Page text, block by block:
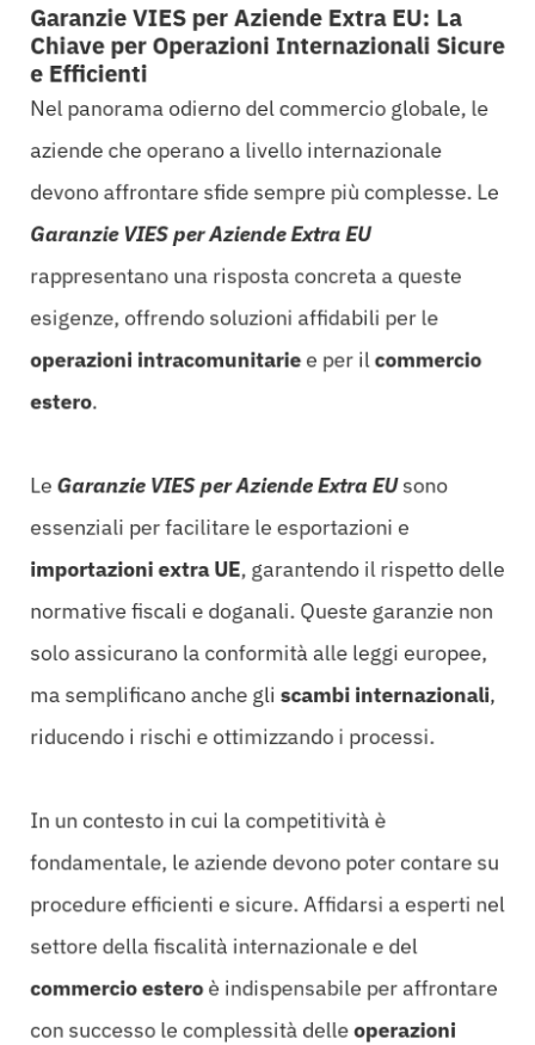
Garanzie VIES per Aziende Extra EU: La
Chiave per Operazioni Internazionali Sicure
e Efficienti
Nel panorama odierno del commercio globale, le
aziende che operano a livello internazionale
devono affrontare sfide sempre più complesse. Le
Garanzie VIES per Aziende Extra EU
rappresentano una risposta concreta a queste
esigenze, offrendo soluzioni affidabili per le
operazioni intracomunitariee per ilcommercio
estero.
Le Garanzie VIES per Aziende Extra EUsono
essenziali per facilitare le esportazioni e
importazioni extra UE, garantendo il rispetto delle
normative fiscali e doganali. Queste garanzie non
solo assicurano la conformità alle leggi europee,
ma semplificano anche gli scambi internazionali,
riducendo i rischi e ottimizzando i processi.
In un contesto in cui la competitività è
fondamentale, le aziende devono poter contare su
procedure efficienti e sicure. Affidarsi a esperti nel
settore della fiscalità internazionale e del
commercio esteroè indispensabile per affrontare
con successo le complessità delleoperazioni